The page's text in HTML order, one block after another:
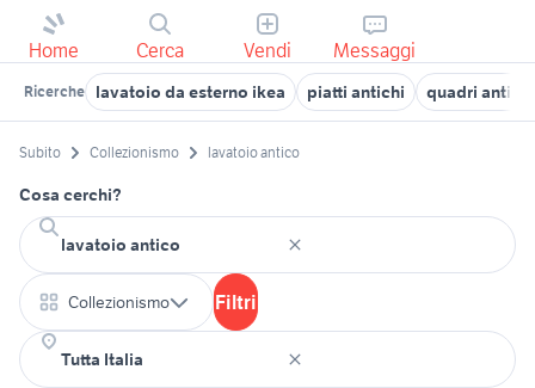
Home Cerca Vendi Messaggi
Ricerche lavatoio da esterno ikea piatti antichi quadri
Subito Collezionismo lavatoio antico
Cosa cerchi?
Collezionismo Filtri